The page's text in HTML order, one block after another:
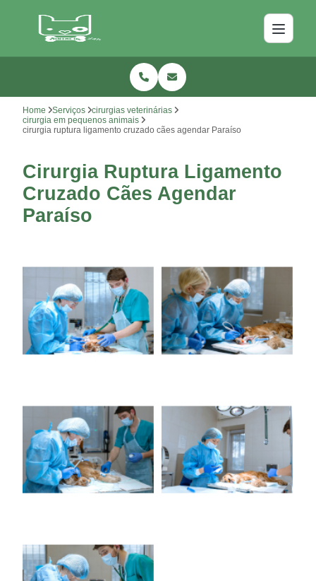
Home Serviços
cirurgias veterinárias
cirurgia em pequenos animais
cirurgia ruptura ligamento cruzado cães agendar Paraíso
Cirurgia Ruptura Ligamento
Cruzado Cães Agendar
Paraíso